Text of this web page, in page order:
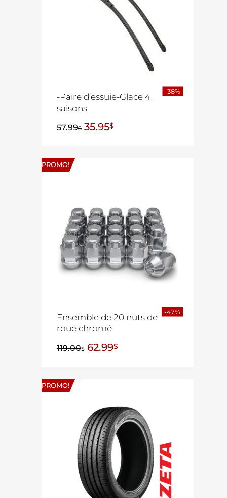
-Paire d’essuie-Glace 4
saisons
57.99$ 35.95$
-38%
PROMO!
Ensemble de 20 nuts de
roue chromé
119.00$ 62.99$
-47%
PROMO!